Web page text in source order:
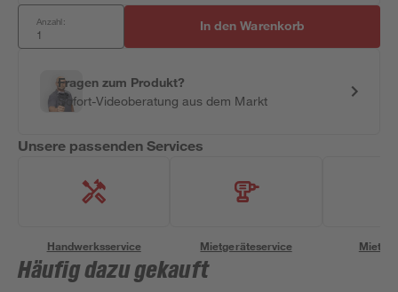
Anzahl: In den Warenkorb
Fragen zum Produkt?
Sofort-Videoberatung aus dem Markt
Unsere passenden Services
Handwerksservice Mietgeräteservice
Häufig dazu gekauft